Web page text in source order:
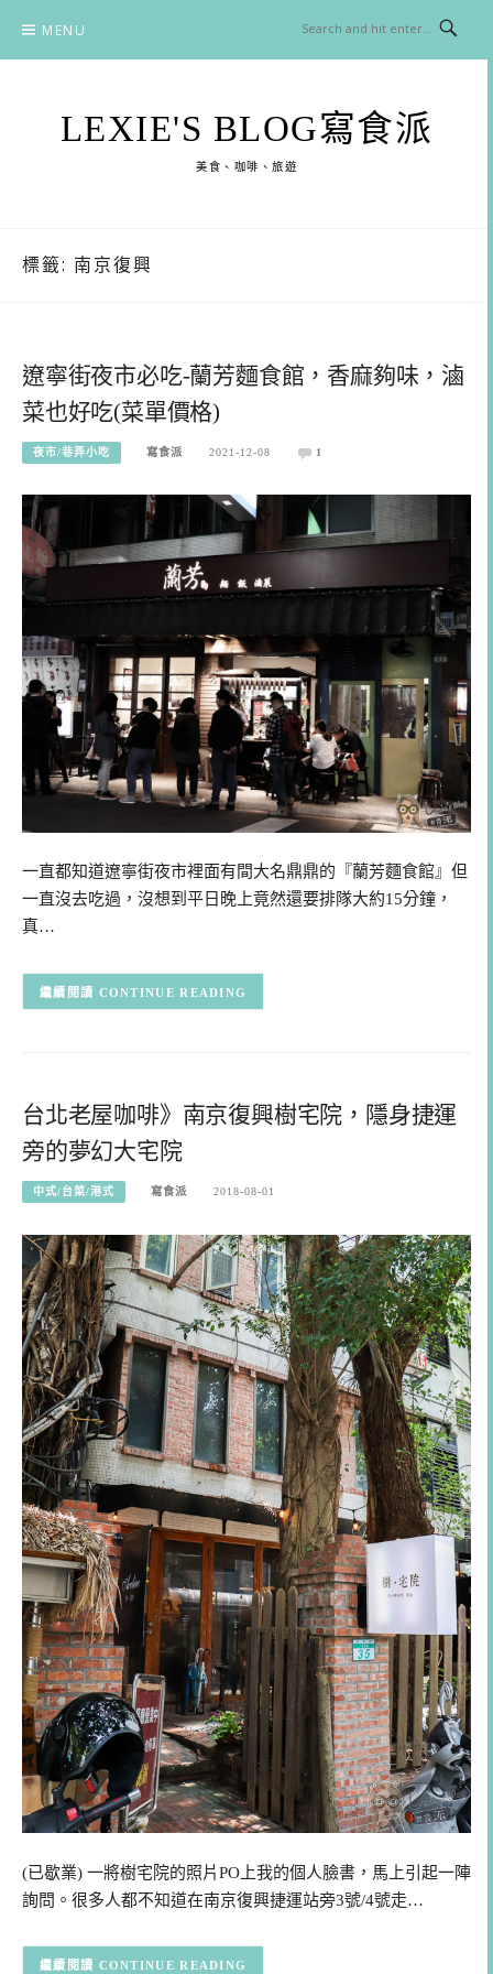
content
MENU
LEXIE'S BLOG寫食派
美食、咖啡、旅遊
標籤: 南京復興
遼寧街夜市必吃-蘭芳麵食館，香麻夠味，滷
菜也好吃(菜單價格)
夜市/巷弄小吃 寫食派 2021-12-08 1
一直都知道遼寧街夜市裡面有間大名鼎鼎的『蘭芳麵食館』但
一直沒去吃過，沒想到平日晚上竟然還要排隊大約15分鐘，
真…
CONTINUE READING
台北老屋咖啡》南京復興樹宅院，隱身捷運
旁的夢幻大宅院
中式/台菜/港式 寫食派 2018-08-01
(已歇業) 一將樹宅院的照片PO上我的個人臉書，馬上引起一陣
詢問。很多人都不知道在南京復興捷運站旁3號/4號走…
CONTINUE READING